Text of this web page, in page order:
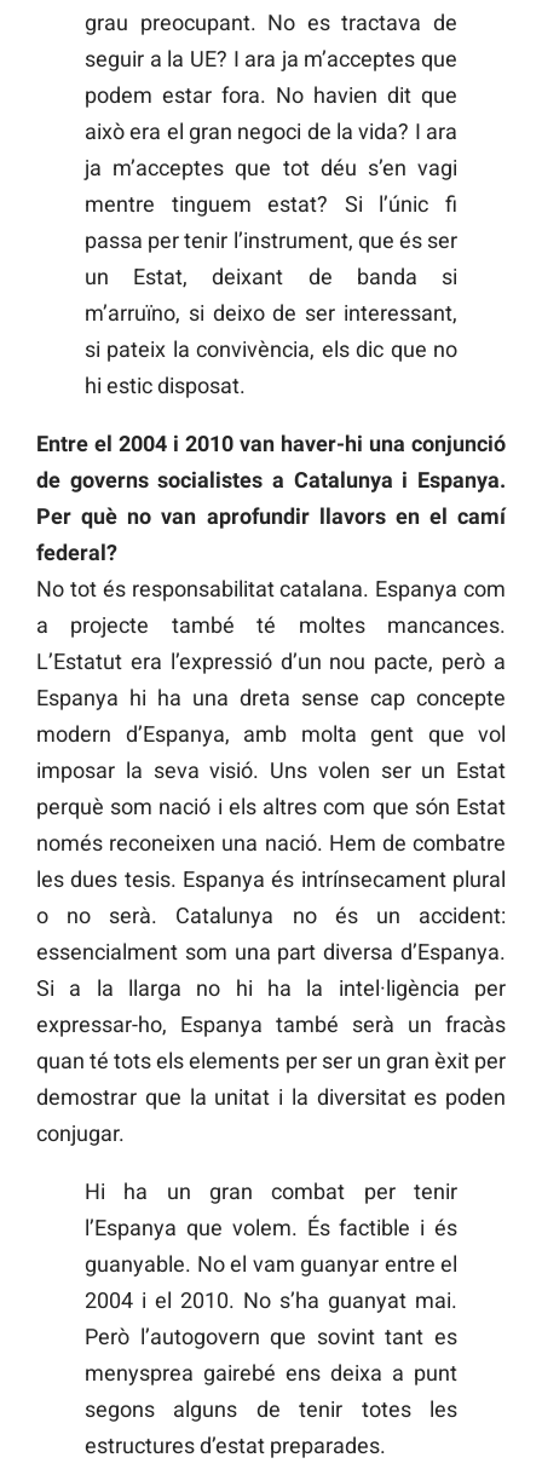
grau preocupant. No es tractava de
seguir a la UE? I ara ja m’acceptes que
podem estar fora. No havien dit que
això era el gran negoci de la vida? I ara
ja m’acceptes que tot déu s’en vagi
mentre tinguem estat? Si l’únic fi
passa per tenir l’instrument, que és ser
un Estat, deixant de banda si
m’arruïno, si deixo de ser interessant,
si pateix la convivència, els dic que no
hi estic disposat.
Entre el 2004 i 2010 van haver-hi una conjunció
de governs socialistes a Catalunya i Espanya.
Per què no van aprofundir llavors en el camí
federal?
No tot és responsabilitat catalana. Espanya com
a projecte també té moltes mancances.
L’Estatut era l’expressió d’un nou pacte, però a
Espanya hi ha una dreta sense cap concepte
modern d’Espanya, amb molta gent que vol
imposar la seva visió. Uns volen ser un Estat
perquè som nació i els altres com que són Estat
només reconeixen una nació. Hem de combatre
les dues tesis. Espanya és intrínsecament plural
o no serà. Catalunya no és un accident:
essencialment som una part diversa d’Espanya.
Si a la llarga no hi ha la intel·ligència per
expressar-ho, Espanya també serà un fracàs
quan té tots els elements per ser un gran èxit per
demostrar que la unitat i la diversitat es poden
conjugar.
Hi ha un gran combat per tenir
l’Espanya que volem. És factible i és
guanyable. No el vam guanyar entre el
2004 i el 2010. No s’ha guanyat mai.
Però l’autogovern que sovint tant es
menysprea gairebé ens deixa a punt
segons alguns de tenir totes les
estructures d’estat preparades.